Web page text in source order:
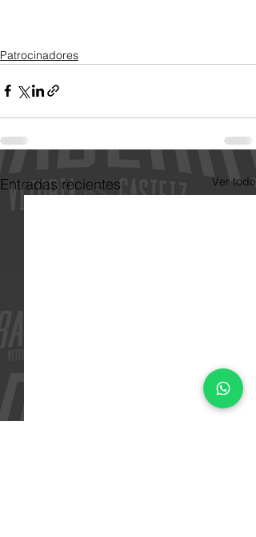
Patrocinadores
Entradas recientes Ver todo